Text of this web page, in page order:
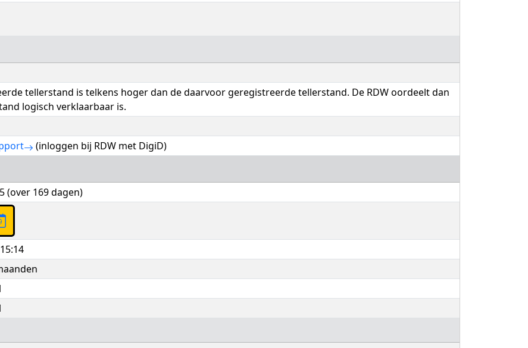
tellerstand is telkens hoger dan de daarvoor geregistreerde tellerstand. De RDW oordeelt dan
logisch verklaarbaar is.
(inloggen bij RDW met DigiD)
(over 169 dagen)